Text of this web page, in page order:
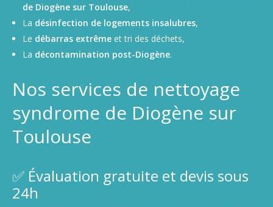
de Diogène sur Toulouse,
La désinfection de logements insalubres,
Le débarras extrêmeet tri des déchets,
La décontamination post-Diogène.
Nos services de nettoyage
syndrome de Diogène sur
Toulouse
✅ Évaluation gratuite et devis sous
24h